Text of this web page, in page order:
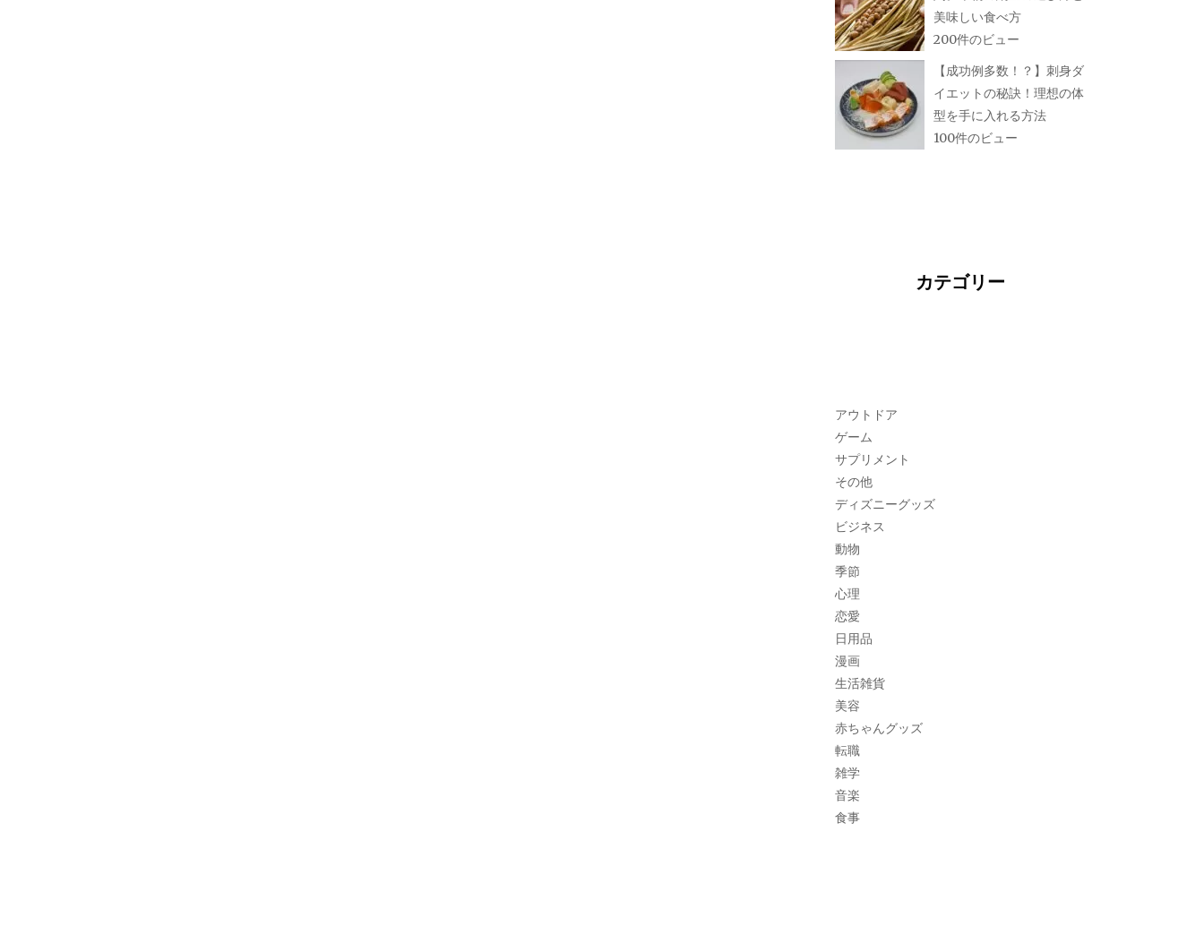
美味しい食べ方
200件のビュー
【成功例多数！？】刺身ダ
イエットの秘訣！理想の体
型を手に入れる方法
100件のビュー
カテゴリー
アウトドア
ゲーム
サプリメント
その他
ディズニーグッズ
ビジネス
動物
季節
心理
恋愛
日用品
漫画
生活雑貨
美容
赤ちゃんグッズ
転職
雑学
音楽
食事